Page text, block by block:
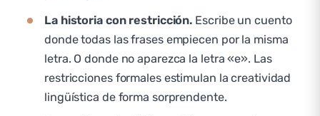
La historia con restricción. Escribe un cuento
donde todas las frases empiecen por la misma
letra. O donde no aparezca la letra «e». Las
restricciones formales estimulan la creatividad
lingüística de forma sorprendente.